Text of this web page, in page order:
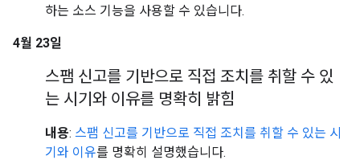
하는 소스 기능을 사용할 수 있습니다.
4월 23일
스팸 신고를 기반으로 직접 조치를 취할 수 있
는 시기와 이유를 명확히 밝힘
내용: 스팸 신고를 기반으로 직접 조치를 취할 수 있는 시
기와 이유를 명확히 설명했습니다.